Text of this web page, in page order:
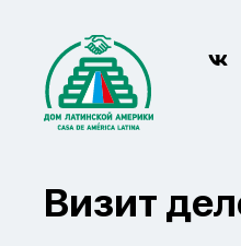
Визит